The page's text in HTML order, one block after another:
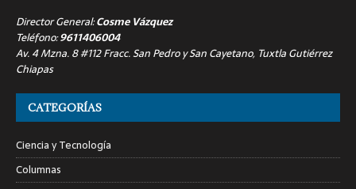
Director General:Cosme Vázquez
Teléfono:9611406004
Av. 4 Mzna. 8 #112 Fracc. San Pedro y San Cayetano, Tuxtla Gutiérrez
Chiapas
CATEGORÍAS
Ciencia y Tecnología
Columnas